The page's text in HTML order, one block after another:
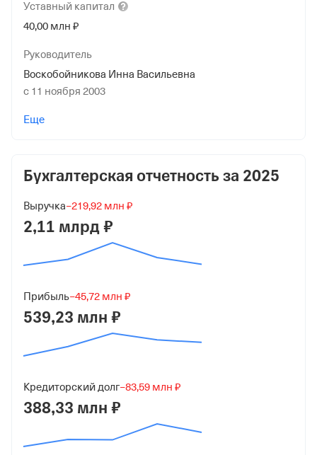
Уставный капитал
40,00 млн ₽
Руководитель
Воскобойникова Инна Васильевна
с 11 ноября 2003
Средний бизнес
19 октября 1998
Краткое название
АО "Фпк Фармвилар"
Юридический адрес
ИНН
7727162222
ОГРН
от 16 декабря 2002
КПП
Еще
Бухгалтерская отчетность за 2025
Выручка−219,92 млн ₽
2,11 млрд ₽
Прибыль−45,72 млн ₽
539,23 млн ₽
Кредиторский долг−83,59 млн ₽
388,33 млн ₽